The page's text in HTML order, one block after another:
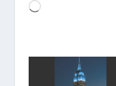
Loading…